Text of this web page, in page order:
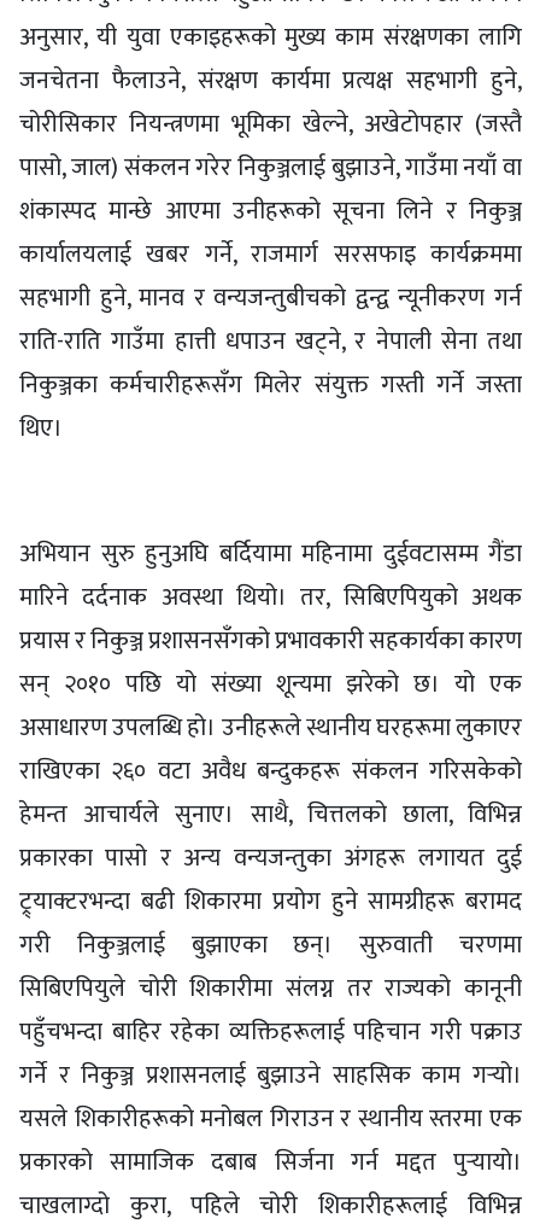
अनुसार, यी युवा एकाइहरूको मुख्य काम संरक्षणका लागि
जनचेतना फैलाउने, संरक्षण कार्यमा प्रत्यक्ष सहभागी हुने,
चोरीसिकार नियन्त्रणमा भूमिका खेल्ने, अखेटोपहार (जस्तै
पासो, जाल) संकलन गरेर निकुञ्जलाई बुझाउने, गाउँमा नयाँ वा
शंकास्पद मान्छे आएमा उनीहरूको सूचना लिने र निकुञ्ज
कार्यालयलाई खबर गर्ने, राजमार्ग सरसफाइ कार्यक्रममा
सहभागी हुने, मानव र वन्यजन्तुबीचको द्वन्द्व न्यूनीकरण गर्न
राति-राति गाउँमा हात्ती धपाउन खट्ने, र नेपाली सेना तथा
निकुञ्जका कर्मचारीहरूसँग मिलेर संयुक्त गस्ती गर्ने जस्ता
थिए।
अभियान सुरु हुनुअघि बर्दियामा महिनामा दुईवटासम्म गैंडा
मारिने दर्दनाक अवस्था थियो। तर, सिबिएपियुको अथक
प्रयास र निकुञ्ज प्रशासनसँगको प्रभावकारी सहकार्यका कारण
सन् २०१० पछि यो संख्या शून्यमा झरेको छ। यो एक
असाधारण उपलब्धि हो। उनीहरूले स्थानीय घरहरूमा लुकाएर
राखिएका २६० वटा अवैध बन्दुकहरू संकलन गरिसकेको
हेमन्त आचार्यले सुनाए। साथै, चित्तलको छाला, विभिन्न
प्रकारका पासो र अन्य वन्यजन्तुका अंगहरू लगायत दुई
ट्र्याक्टरभन्दा बढी शिकारमा प्रयोग हुने सामग्रीहरू बरामद
गरी निकुञ्जलाई बुझाएका छन्। सुरुवाती चरणमा
सिबिएपियुले चोरी शिकारीमा संलग्न तर राज्यको कानूनी
पहुँचभन्दा बाहिर रहेका व्यक्तिहरूलाई पहिचान गरी पक्राउ
गर्ने र निकुञ्ज प्रशासनलाई बुझाउने साहसिक काम गर्‍यो।
यसले शिकारीहरूको मनोबल गिराउन र स्थानीय स्तरमा एक
प्रकारको सामाजिक दबाब सिर्जना गर्न मद्दत पुर्‍यायो।
चाखलाग्दो कुरा, पहिले चोरी शिकारीहरूलाई विभिन्न